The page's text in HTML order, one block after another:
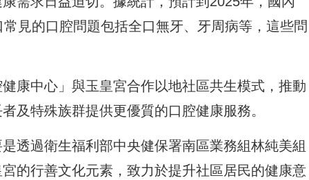
見的口腔問題包括全口無牙、牙周病等，這些問
康中心」與玉皇宮合作以地社區共生模式，推動
及特殊族群提供更優質的口腔健康服務。
透過衛生福利部中央健保署南區業務組林純美組
的行善文化元素，致力於提升社區居民的健康意